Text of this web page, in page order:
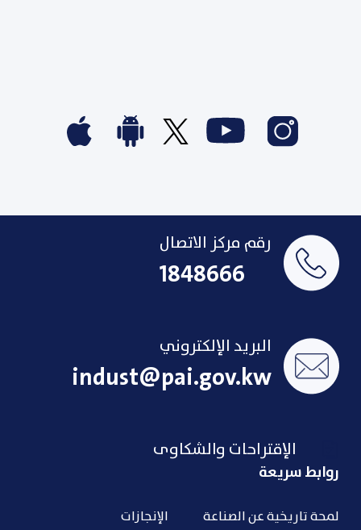
رقم مركز الاتصال
1848666
البريد الإلكتروني
indust@pai.gov.kw
الإقتراحات والشكاوى
روابط سريعة
لمحة تاريخية عن الصناعة الإنجازات